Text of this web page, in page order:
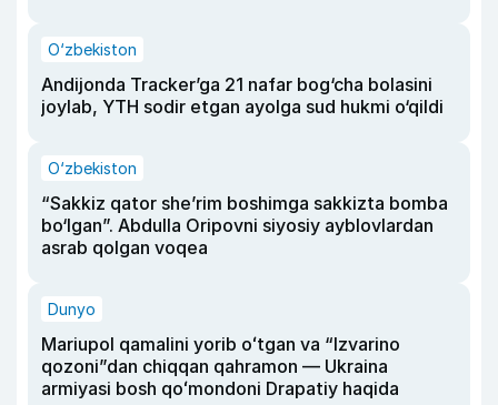
O‘zbekiston
Andijonda Tracker’ga 21 nafar bog‘cha bolasini
joylab, YTH sodir etgan ayolga sud hukmi o‘qildi
O‘zbekiston
“Sakkiz qator she’rim boshimga sakkizta bomba
bo‘lgan”. Abdulla Oripovni siyosiy ayblovlardan
asrab qolgan voqea
Dunyo
Mariupol qamalini yorib oʻtgan va “Izvarino
qozoni”dan chiqqan qahramon — Ukraina
armiyasi bosh qoʻmondoni Drapatiy haqida